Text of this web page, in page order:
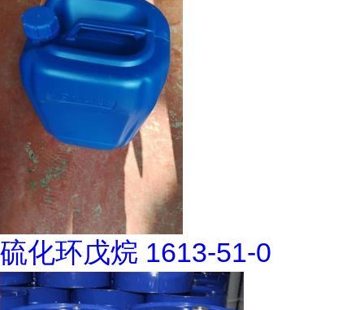
硫化环戊烷 1613-51-0